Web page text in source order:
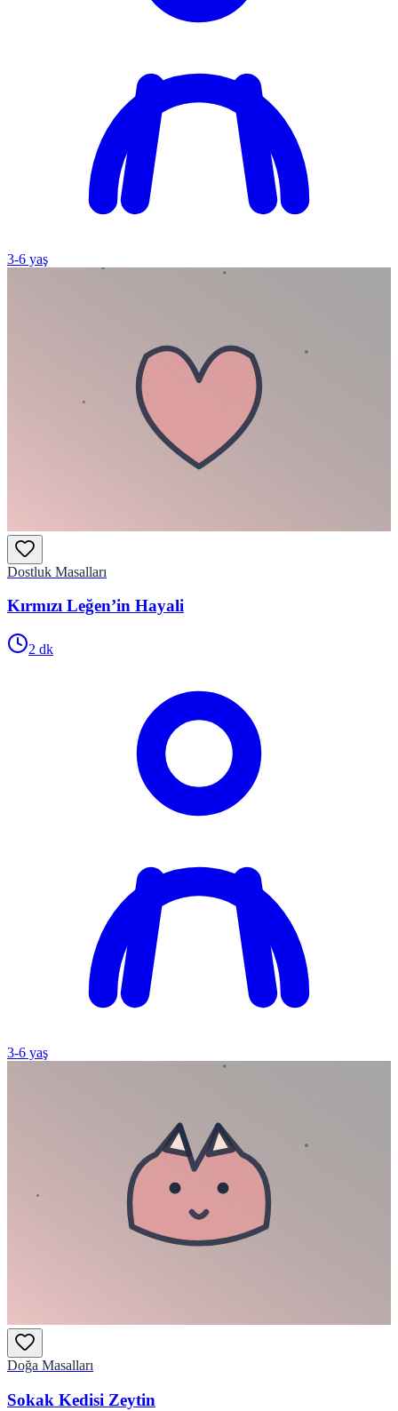
3-6 yaş
Dostluk Masalları
Kırmızı Leğen’in Hayali
2 dk
3-6 yaş
Doğa Masalları
Sokak Kedisi Zeytin